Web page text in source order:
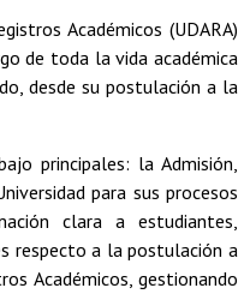
os
Académicos (UDARA)
de toda la vida académica
desde su postulación a la
principales: la Admisión,
para sus procesos
clara a estudiantes,
respecto a la postulación a
Académicos, gestionando